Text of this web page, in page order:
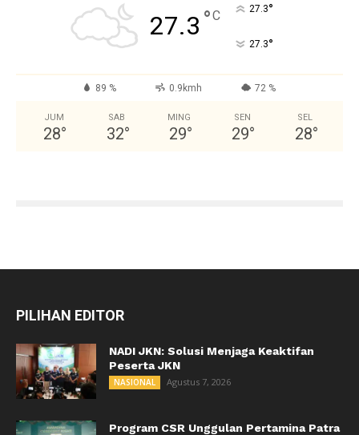
27.3 °C 27.3°
27.3°
89 % 0.9kmh 72 %
JUM
28°
SAB
32°
MING
29°
SEN
29°
SEL
28°
PILIHAN EDITOR
NADI JKN: Solusi Menjaga Keaktifan
Peserta JKN
NASIONAL Agustus 7, 2026
Program CSR Unggulan Pertamina Patra